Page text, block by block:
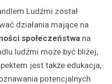
Ludźmi został
działania mające na
społeczeństwa na
ludźmi może być bliżej,
jest także edukacja,
potencjalnych